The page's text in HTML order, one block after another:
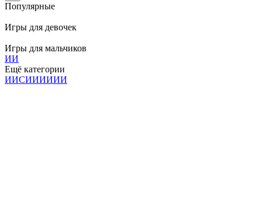
Популярные
Игры для девочек
Игры для мальчиков
ИИ
Ещё категории
ИИСИИИИИИ